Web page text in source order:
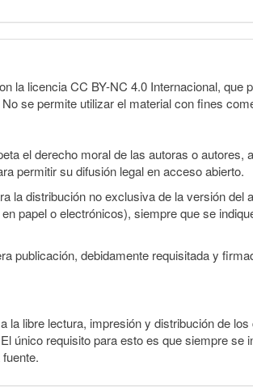
la licencia CC BY-NC 4.0 Internacional, que
se permite utilizar el material con fines
el derecho moral de las autoras o autores,
permitir su difusión legal en acceso abierto.
la distribución no exclusiva de la versión del
papel o electrónicos), siempre que se
publicación, debidamente requisitada y
libre lectura, impresión y distribución de
único requisito para esto es que siempre se